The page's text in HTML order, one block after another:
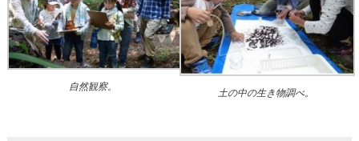
自然観察。
土の中の生き物調べ。